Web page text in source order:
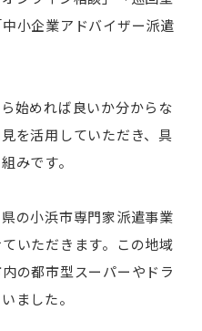
小企業アドバイザー派遣
始めれば良いか分からな
を活用していただき、具
みです。
の小浜市専門家派遣事業
いただきます。この地域
の都市型スーパーやドラ
ました。